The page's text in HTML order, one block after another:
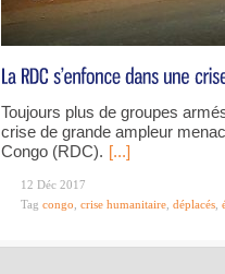
Toujours plus de groupes
crise de grande ampleur
Congo (RDC). [...]
12 Déc 2017
Tag congo crise humanitaire déplacés